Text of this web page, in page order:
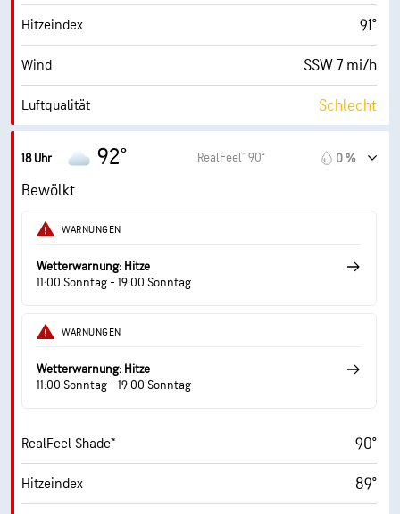
Hitzeindex 91°
Wind SSW 7 mi/h
Luftqualität Schlecht
Maximaler UV-Indexwert
Böen
Luftfeuch.
Taupunkt 50° F
Sichtweite
18 Uhr 92° RealFeel® 90° 0 %
Bewölkt
WARNUNGEN
Wetterwarnung: Hitze
11:00 Sonntag - 19:00 Sonntag
WARNUNGEN
Wetterwarnung: Hitze
11:00 Sonntag - 19:00 Sonntag
RealFeel Shade™ 90°
Hitzeindex 89°